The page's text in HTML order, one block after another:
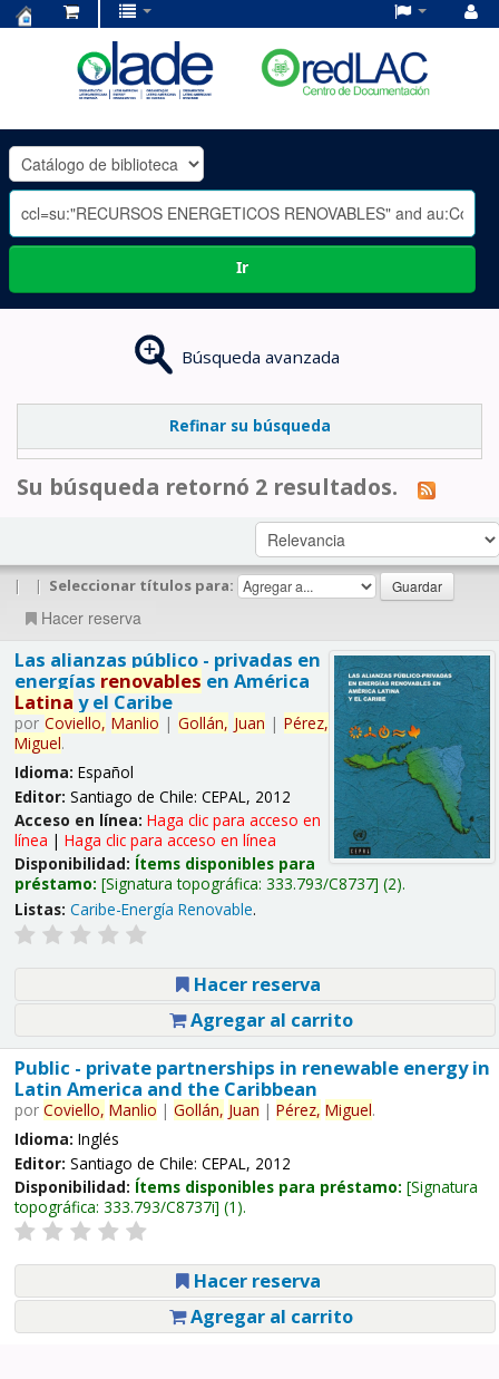
OLADE
-
Ir
Búsqueda avanzada
Refinar su búsqueda
Su búsqueda retornó 2 resultados.
| | Seleccionar títulos para:
Hacer reserva
Las alianzas público - privadas en
energías renovables en América
Latina y el Caribe
por Coviello, Manlio | Gollán, Juan | Pérez,
Miguel.
Idioma: Español
Editor: Santiago de Chile: CEPAL, 2012
Acceso en línea: Haga clic para acceso en
línea | Haga clic para acceso en línea
Disponibilidad: Ítems disponibles para
préstamo: Signatura topográfica: 333.793/C8737 (2).
Listas: Caribe-Energía Renovable.
Hacer reserva
Agregar al carrito
Public - private partnerships in renewable energy in
Latin America and the Caribbean
por Coviello, Manlio | Gollán, Juan | Pérez, Miguel.
Idioma: Inglés
Editor: Santiago de Chile: CEPAL, 2012
Disponibilidad: Ítems disponibles para préstamo: Signatura
topográfica: 333.793/C8737i (1).
Hacer reserva
Agregar al carrito